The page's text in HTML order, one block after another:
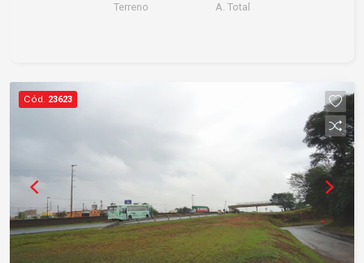
Terreno A. Total
Cód. 23623